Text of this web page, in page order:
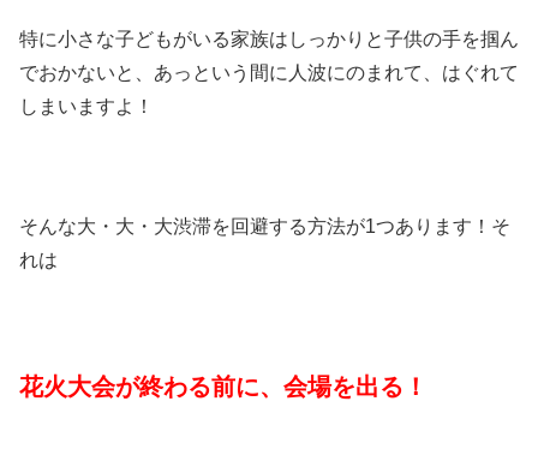
特に小さな子どもがいる家族はしっかりと子供の手を掴ん
でおかないと、あっという間に人波にのまれて、はぐれて
しまいますよ！
そんな大・大・大渋滞を回避する方法が1つあります！そ
れは
花火大会が終わる前に、会場を出る！